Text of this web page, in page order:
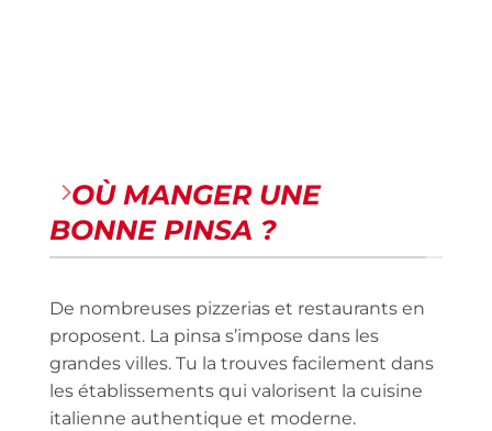
OÙ MANGER UNE
BONNE PINSA ?
De nombreuses pizzerias et restaurants en
proposent. La pinsa s’impose dans les
grandes villes. Tu la trouves facilement dans
les établissements qui valorisent la cuisine
italienne authentique et moderne.